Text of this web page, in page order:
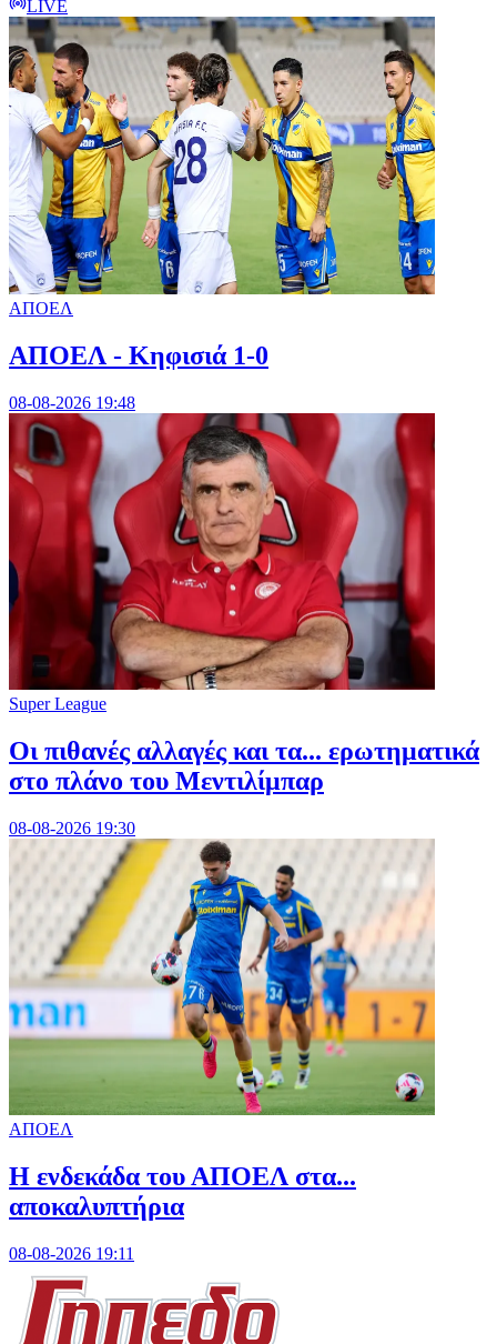
LIVE
ΑΠΟΕΛ
ΑΠΟΕΛ - Κηφισιά 1-0
08-08-2026 19:48
Super League
Οι πιθανές αλλαγές και τα... ερωτηματικά
στο πλάνο του Μεντιλίμπαρ
08-08-2026 19:30
ΑΠΟΕΛ
Η ενδεκάδα του ΑΠΟΕΛ στα...
αποκαλυπτήρια
08-08-2026 19:11